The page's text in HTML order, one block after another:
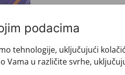
+
podacima
tehnologije, uključujući
Vama u različite svrhe,